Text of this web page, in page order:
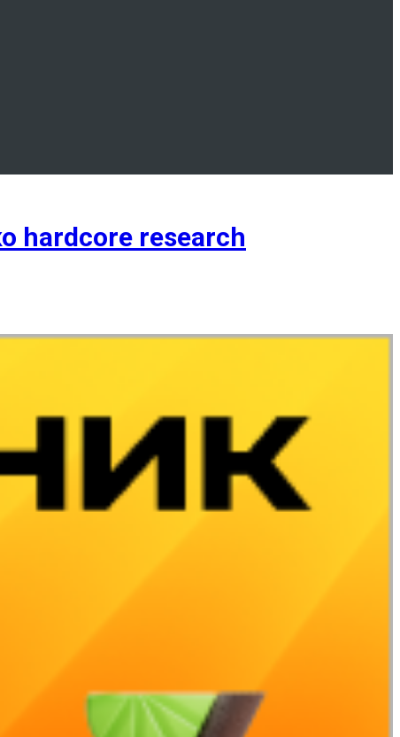
hardcore research